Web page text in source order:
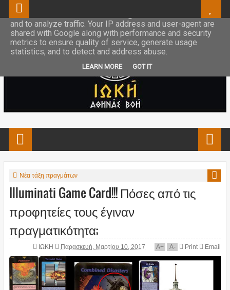
Νέα τάξη πραγμάτων
Illuminati Game Card!!! Πόσες από τις
προφητείες τους έγιναν
πραγματικότητα;
ΙΩΚΗ Παρασκευή, Μαρτίου 10, 2017 A+ A- Print Email
This site uses cookies from Google to deliver its services
and to analyze traffic. Your IP address and user-agent are
shared with Google along with performance and security
metrics to ensure quality of service, generate usage
statistics, and to detect and address abuse.
LEARN MORE GOT IT